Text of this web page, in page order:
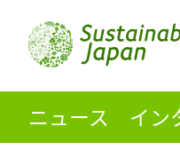
ニュース イン